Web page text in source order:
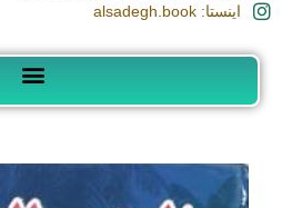
اینستا: alsadegh.book